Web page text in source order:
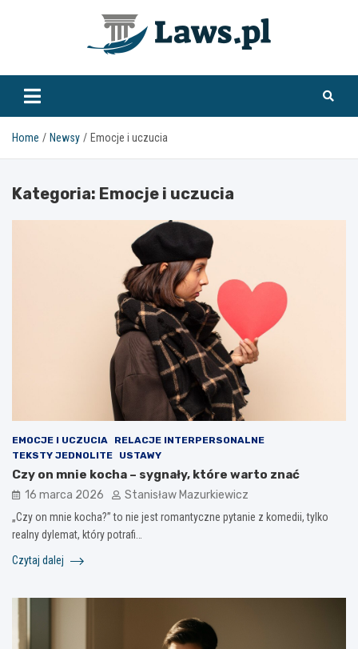
www.laws.pl
Home Newsy Emocje i uczucia
Kategoria: Emocje i uczucia
EMOCJE I UCZUCIA
RELACJE INTERPERSONALNE
TEKSTY JEDNOLITE
USTAWY
Czy on mnie kocha – sygnały, które warto znać
16 marca 2026 Stanisław Mazurkiewicz
„Czy on mnie kocha?” to nie jest romantyczne pytanie z komedii, tylko
realny dylemat, który potrafi…
Czytaj dalej